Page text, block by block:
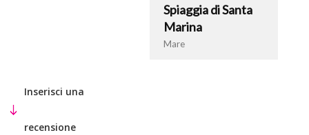
Spiaggia di Santa
Marina
Mare
Inserisci una
recensione